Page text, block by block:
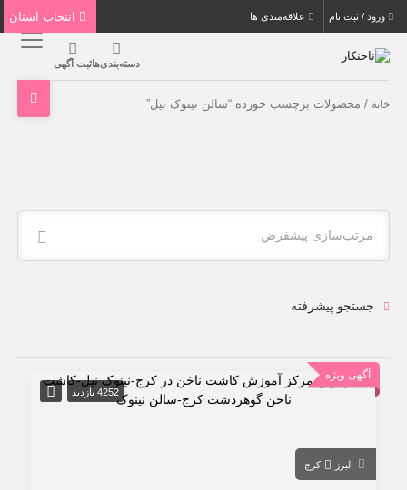
ورود / ثبت نام علاقه‌مندی ها
دسته‌بندی‌هاثبت آگهی
خانه / محصولات برچسب خورده “سالن نینوک نیل”
مرتب‌سازی پیشفرض
جستجو پیشرفته
آگهی ویژه
4252 بازدید
البرز کرج